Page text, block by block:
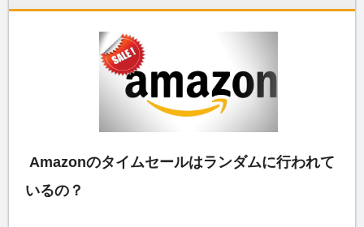
Amazonのタイムセールはランダムに行われて
いるの？